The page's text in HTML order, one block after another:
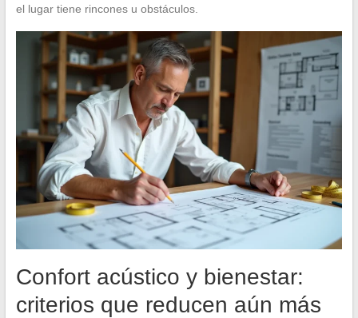
el lugar tiene rincones u obstáculos.
Confort acústico y bienestar:
criterios que reducen aún más